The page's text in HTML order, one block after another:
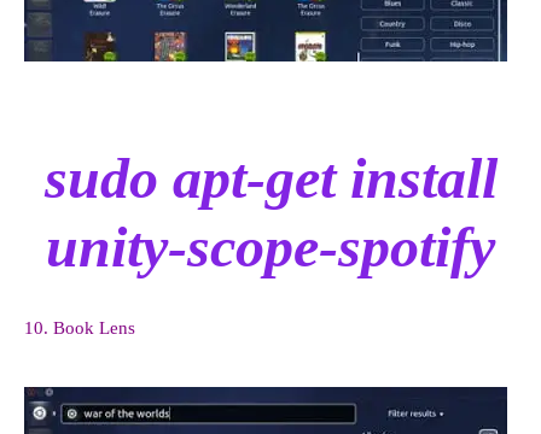
sudo apt-get install
unity-scope-spotify
10. Book Lens